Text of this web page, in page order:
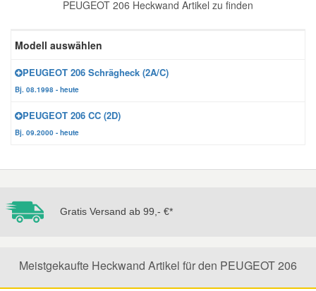
PEUGEOT 206 Heckwand Artikel zu finden
Modell auswählen
PEUGEOT 206 Schrägheck (2A/C)
Bj. 08.1998 - heute
PEUGEOT 206 CC (2D)
Bj. 09.2000 - heute
Gratis Versand ab 99,- €*
Meistgekaufte Heckwand Artikel für den PEUGEOT 206
Zündanlage und Glühanlage
Jeep Ersatzteile
Kia Ersatzteile